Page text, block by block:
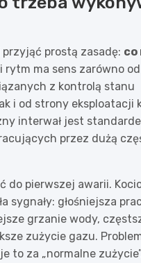
prostą zasadę: co
rytm ma sens zarówno
z kontrolą stanu
i od strony eksploatacji
interwał jest
przez dużą
do pierwszej awarii.
sygnały: głośniejsza
grzanie wody,
zużycie gazu.
to za „normalne